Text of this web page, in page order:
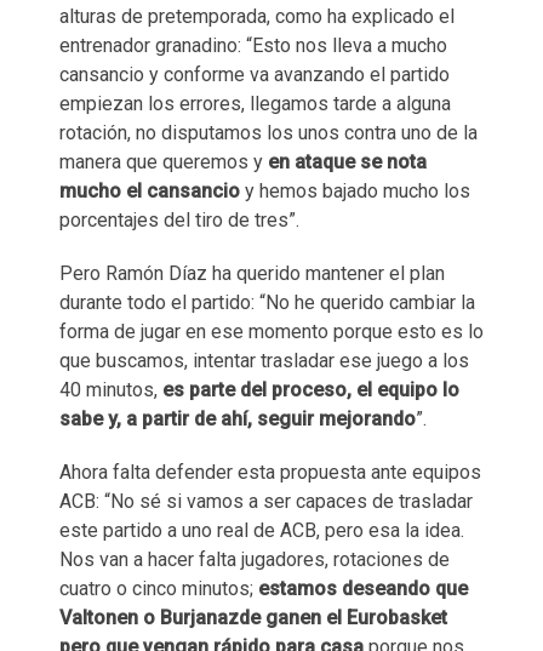
alturas de pretemporada, como ha explicado el
entrenador granadino: “Esto nos lleva a mucho
cansancio y conforme va avanzando el partido
empiezan los errores, llegamos tarde a alguna
rotación, no disputamos los unos contra uno de la
manera que queremos y en ataque se nota
mucho el cansancio y hemos bajado mucho los
porcentajes del tiro de tres”.
Pero Ramón Díaz ha querido mantener el plan
durante todo el partido: “No he querido cambiar la
forma de jugar en ese momento porque esto es lo
que buscamos, intentar trasladar ese juego a los
40 minutos, es parte del proceso, el equipo lo
sabe y, a partir de ahí, seguir mejorando”.
Ahora falta defender esta propuesta ante equipos
ACB: “No sé si vamos a ser capaces de trasladar
este partido a uno real de ACB, pero esa la idea.
Nos van a hacer falta jugadores, rotaciones de
cuatro o cinco minutos; estamos deseando que
Valtonen o Burjanazde ganen el Eurobasket